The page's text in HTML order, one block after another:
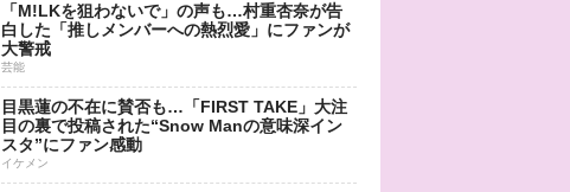
「M!LKを狙わないで」の声も…村重杏奈が告
白した「推しメンバーへの熱烈愛」にファンが
大警戒
芸能
目黒蓮の不在に賛否も…「FIRST TAKE」大注
目の裏で投稿された“Snow Manの意味深イン
スタ”にファン感動
イケメン